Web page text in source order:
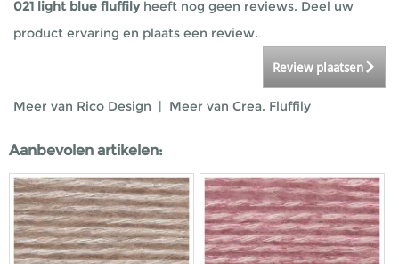
021 light blue fluffilyheeft nog geen reviews. Deel uw
product ervaring en plaats een review.
Review plaatsen
Meer van Rico Design | Meer van Crea. Fluffily
Aanbevolen artikelen: